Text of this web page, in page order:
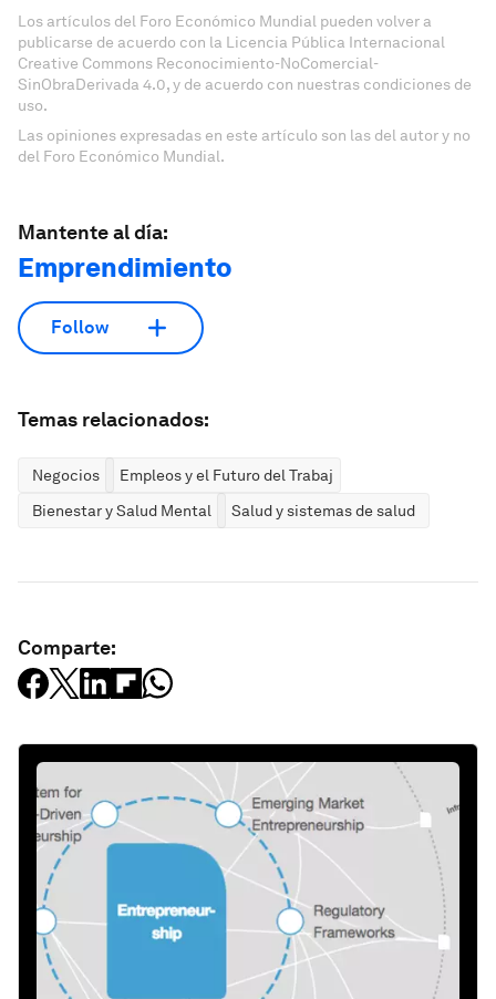
Los artículos del Foro Económico Mundial pueden volver a
publicarse de acuerdo con la Licencia Pública Internacional
Creative Commons Reconocimiento-NoComercial-
SinObraDerivada 4.0, y de acuerdo con nuestras condiciones de
uso.
Las opiniones expresadas en este artículo son las del autor y no
del Foro Económico Mundial.
Mantente al día:
Emprendimiento
Follow
Temas relacionados:
Negocios
Empleos y el Futuro del Trabajo
Bienestar y Salud Mental
Salud y sistemas de salud
Comparte: